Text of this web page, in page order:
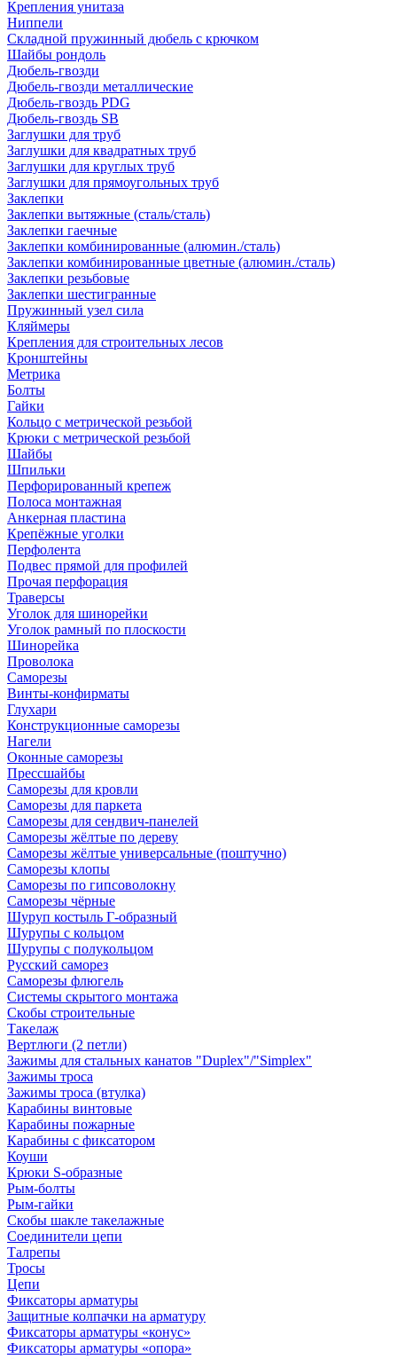
Крепления унитаза
Ниппели
Складной пружинный дюбель с крючком
Шайбы рондоль
Дюбель-гвозди
Дюбель-гвозди металлические
Дюбель-гвоздь PDG
Дюбель-гвоздь SB
Заглушки для труб
Заглушки для квадратных труб
Заглушки для круглых труб
Заглушки для прямоугольных труб
Заклепки
Заклепки вытяжные (сталь/сталь)
Заклепки гаечные
Заклепки комбинированные (алюмин./сталь)
Заклепки комбинированные цветные (алюмин./сталь)
Заклепки резьбовые
Заклепки шестигранные
Пружинный узел сила
Кляймеры
Крепления для строительных лесов
Кронштейны
Метрика
Болты
Гайки
Кольцо с метрической резьбой
Крюки с метрической резьбой
Шайбы
Шпильки
Перфорированный крепеж
Полоса монтажная
Анкерная пластина
Крепёжные уголки
Перфолента
Подвес прямой для профилей
Прочая перфорация
Траверсы
Уголок для шинорейки
Уголок рамный по плоскости
Шинорейка
Проволока
Саморезы
Винты-конфирматы
Глухари
Конструкционные саморезы
Нагели
Оконные саморезы
Прессшайбы
Саморезы для кровли
Саморезы для паркета
Саморезы для сендвич-панелей
Саморезы жёлтые по дереву
Саморезы жёлтые универсальные (поштучно)
Саморезы клопы
Саморезы по гипсоволокну
Саморезы чёрные
Шуруп костыль Г-образный
Шурупы с кольцом
Шурупы с полукольцом
Русский саморез
Саморезы флюгель
Системы скрытого монтажа
Скобы строительные
Такелаж
Вертлюги (2 петли)
Зажимы для стальных канатов "Duplex"/"Simplex"
Зажимы троса
Зажимы троса (втулка)
Карабины винтовые
Карабины пожарные
Карабины с фиксатором
Коуши
Крюки S-образные
Рым-болты
Рым-гайки
Скобы шакле такелажные
Соединители цепи
Талрепы
Тросы
Цепи
Фиксаторы арматуры
Защитные колпачки на арматуру
Фиксаторы арматуры «конус»
Фиксаторы арматуры «опора»